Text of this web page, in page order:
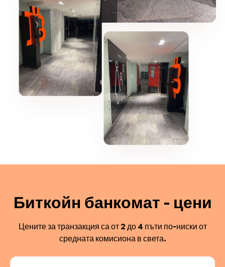
Биткойн банкомат - цени
Цените за транзакция са от 2 до 4 пъти по-ниски от
средната комисиона в света.